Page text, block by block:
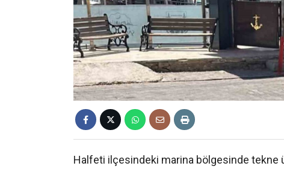
Halfeti ilçesindeki marina bölgesinde tekne